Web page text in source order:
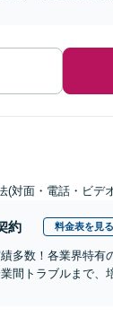
(対面・電話・ビデ
約 料金表を見る
多数！各業界特
間トラブルまで